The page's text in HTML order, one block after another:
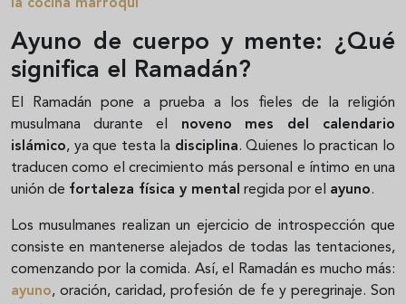
la cocina marroquí
Ayuno de cuerpo y mente: ¿Qué
significa el Ramadán?
El Ramadán pone a prueba a los fieles de la religión
musulmana durante el
noveno mes del calendario
islámico, ya que testa la disciplina. Quienes lo practican lo
traducen como el crecimiento más personal e íntimo en una
unión de fortaleza física y mental regida por el ayuno.
Los musulmanes realizan un ejercicio de introspección que
consiste en mantenerse alejados de todas las tentaciones,
comenzando por la comida. Así, el Ramadán es mucho más:
ayuno, oración, caridad, profesión de fe y peregrinaje. Son